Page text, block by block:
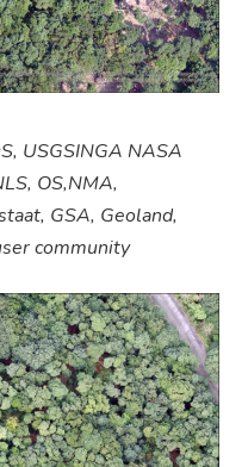
USGSINGA NASA
OS,NMA,
GSA, Geoland,
community